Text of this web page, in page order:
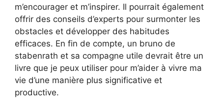
m’encourager et m’inspirer. Il pourrait également
offrir des conseils d’experts pour surmonter les
obstacles et développer des habitudes
efficaces. En fin de compte, un bruno de
stabenrath et sa compagne utile devrait être un
livre que je peux utiliser pour m’aider à vivre ma
vie d’une manière plus significative et
productive.